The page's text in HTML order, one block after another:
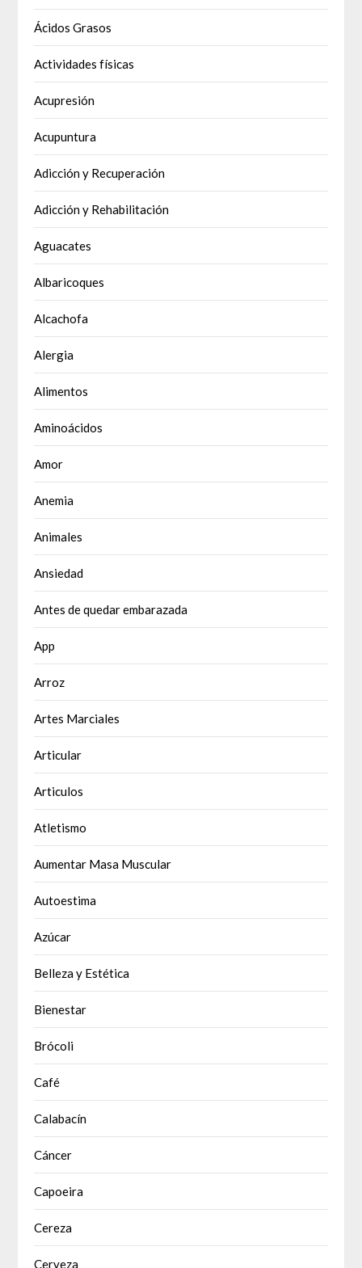
Ácidos Grasos
Actividades físicas
Acupresión
Acupuntura
Adicción y Recuperación
Adicción y Rehabilitación
Aguacates
Albaricoques
Alcachofa
Alergia
Alimentos
Aminoácidos
Amor
Anemia
Animales
Ansiedad
Antes de quedar embarazada
App
Arroz
Artes Marciales
Articular
Articulos
Atletismo
Aumentar Masa Muscular
Autoestima
Azúcar
Belleza y Estética
Bienestar
Brócoli
Café
Calabacín
Cáncer
Capoeira
Cereza
Cerveza